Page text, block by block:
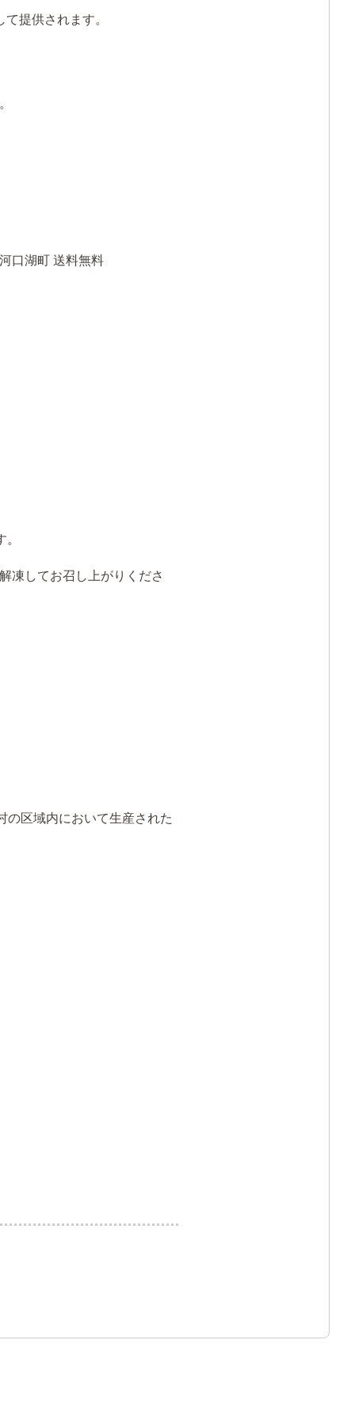
提供されます。
口湖町 送料無料
凍してお召し上がりくださ
の区域内において生産された